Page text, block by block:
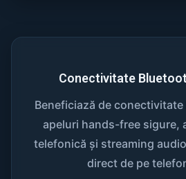
Conectivitate
Beneficiază de
apeluri hands-free sigure,
telefonică și streaming
direct de pe